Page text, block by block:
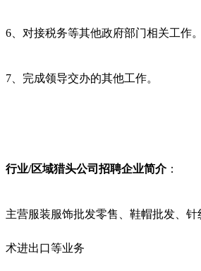
6、对接税务等其他政府部门相关工作。
7、完成领导交办的其他工作。
行业/区域猎头公司招聘企业简介：
主营服装服饰批发零售、鞋帽批发、
术进出口等业务